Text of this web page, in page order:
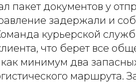
документов у
задержали и
курьерской
что берет все
минимум два
маршрута.